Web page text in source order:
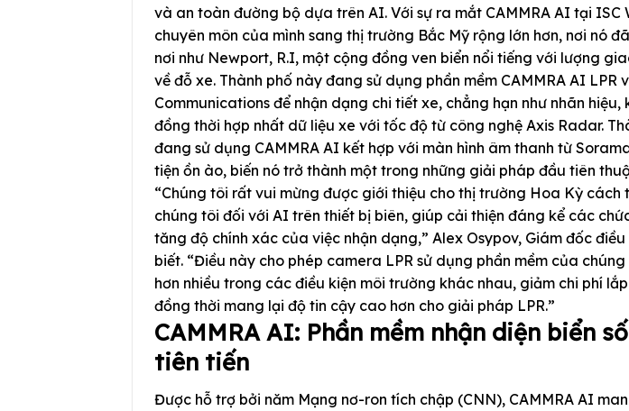
và an toàn đường bộ dựa trên AI. Với sự ra mắt CAMMRA AI tại ISC
chuyên môn của mình sang thị trường Bắc Mỹ rộng lớn hơn, nơi nó
nơi như Newport, R.I, một cộng đồng ven biển nổi tiếng với lượng
về đỗ xe. Thành phố này đang sử dụng phần mềm CAMMRA AI LPR
Communications để nhận dạng chi tiết xe, chẳng hạn như nhãn hiệu,
đồng thời hợp nhất dữ liệu xe với tốc độ từ công nghệ Axis Radar.
đang sử dụng CAMMRA AI kết hợp với màn hình âm thanh từ
tiện ồn ào, biến nó trở thành một trong những giải pháp đầu tiên
“Chúng tôi rất vui mừng được giới thiệu cho thị trường Hoa Kỳ cách
chúng tôi đối với AI trên thiết bị biên, giúp cải thiện đáng kể các
tăng độ chính xác của việc nhận dạng,” Alex Osypov, Giám đốc
biết. “Điều này cho phép camera LPR sử dụng phần mềm của
hơn nhiều trong các điều kiện môi trường khác nhau, giảm chi phí
đồng thời mang lại độ tin cậy cao hơn cho giải pháp LPR.”
CAMMRA AI: Phần mềm nhận diện biển
tiên tiến
Được hỗ trợ bởi năm Mạng nơ-ron tích chập (CNN), CAMMRA AI